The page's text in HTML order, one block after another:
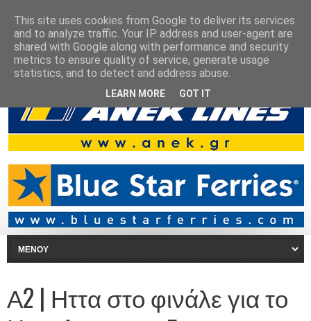
Α2 | Ηττα στο φινάλε για το
This site uses cookies from Google to deliver its services
and to analyze traffic. Your IP address and user-agent are
shared with Google along with performance and security
metrics to ensure quality of service, generate usage
statistics, and to detect and address abuse.
LEARN MORE GOT IT